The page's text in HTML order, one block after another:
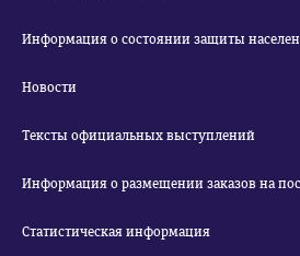
Информация о состоянии защиты
Новости
Тексты официальных выступлений
Информация о размещении заказов на
Статистическая информация